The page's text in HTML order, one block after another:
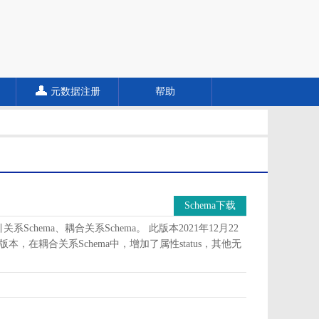
元数据注册 帮助
Schema下载
系Schema、耦合关系Schema。 此版本2021年12月22
本，在耦合关系Schema中，增加了属性status，其他无